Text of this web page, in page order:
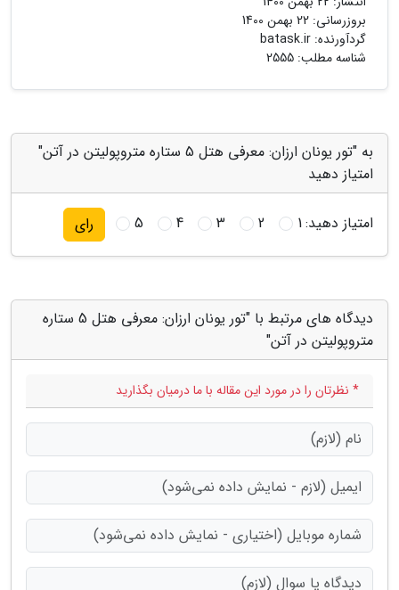
بروزرسانی: 22 بهمن 1400
گردآورنده: batask.ir
شناسه مطلب: 2555
به "تور یونان ارزان: معرفی هتل 5 ستاره متروپولیتن در آتن"
امتیاز دهید
امتیاز دهید:1
2
3
4
5 رای
دیدگاه های مرتبط با "تور یونان ارزان: معرفی هتل 5 ستاره
متروپولیتن در آتن"
* نظرتان را در مورد این مقاله با ما درمیان بگذارید